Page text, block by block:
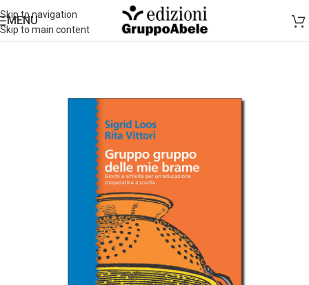
Skip to navigation
Skip to main content
MENU